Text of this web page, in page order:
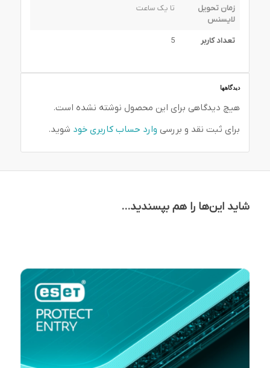
زمان تحویل
لایسنس
تا یک ساعت
تعداد کاربر 5
دیدگاهها
هیچ دیدگاهی برای این محصول نوشته نشده است.
برای ثبت نقد و بررسی وارد حساب کاربری خود شوید.
شاید این‌ها را هم بپسندید…